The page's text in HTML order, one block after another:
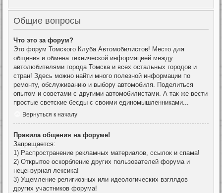
Общие вопросы
Что это за форум?
Это форум Томского Клуба Автомобилистов! Место для
общения и обмена технической информацией между
автолюбителями города Томска и всех остальных городов и
стран! Здесь можно найти много полезной информации по
ремонту, обслуживанию и выбору автомобиля. Поделиться
опытом и советами с другими автомобилистами. А так же вести
простые светские бесды с своими единомышленниками...
Вернуться к началу
Правила общения на форуме!
Запрещается:
1) Распространение рекламных материалов, ссылок и спама!
2) Открытое оскорбление других пользователей форума и
нецензурная лексика!
3) Ущемление религиозных или идеологических взглядов
других участников форума!